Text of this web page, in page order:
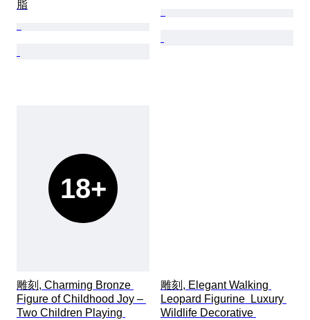
脂
18+
雕刻, Charming Bronze
Figure of Childhood Joy –
Two Children Playing
雕刻, Elegant Walking
Leopard Figurine  Luxury
Wildlife Decorative